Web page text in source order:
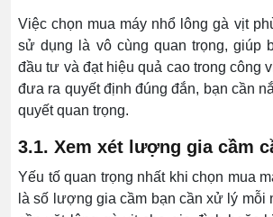
Việc chọn mua máy nhổ lông gà vịt
sử dụng là vô cùng quan trọng, giúp
đầu tư và đạt hiệu quả cao trong công
đưa ra quyết định đúng đắn, bạn cần
quyết quan trọng.
3.1. Xem xét lượng gia cầm
Yếu tố quan trọng nhất khi chọn mua
là số lượng gia cầm bạn cần xử lý mỗi